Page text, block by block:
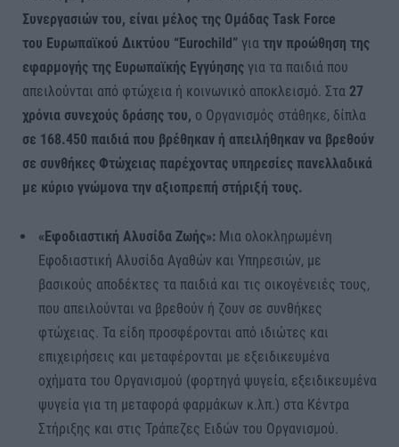
Συνεργασιών του, είναι μέλος της Ομάδας Task Force
του Ευρωπαϊκού Δικτύου “Eurochild” για την προώθηση της
εφαρμογής της Ευρωπαϊκής Εγγύησης για τα παιδιά που
απειλούνται από φτώχεια ή κοινωνικό αποκλεισμό. Στα 27
χρόνια συνεχούς δράσης του, ο Οργανισμός στάθηκε, δίπλα
σε 168.450 παιδιά που βρέθηκαν ή απειλήθηκαν να βρεθούν
σε συνθήκες Φτώχειας παρέχοντας υπηρεσίες πανελλαδικά
με κύριο γνώμονα την αξιοπρεπή στήριξή τους.
«Εφοδιαστική Αλυσίδα Ζωής»: Μια ολοκληρωμένη
Εφοδιαστική Αλυσίδα Αγαθών και Υπηρεσιών, με
βασικούς αποδέκτες τα παιδιά και τις οικογένειές τους,
που απειλούνται να βρεθούν ή ζουν σε συνθήκες
φτώχειας. Τα είδη προσφέρονται από ιδιώτες και
επιχειρήσεις και μεταφέρονται με εξειδικευμένα
οχήματα του Οργανισμού (φορτηγά ψυγεία, εξειδικευμένα
ψυγεία για τη μεταφορά φαρμάκων κ.λπ.) στα Κέντρα
Στήριξης και στις Τράπεζες Ειδών του Οργανισμού.